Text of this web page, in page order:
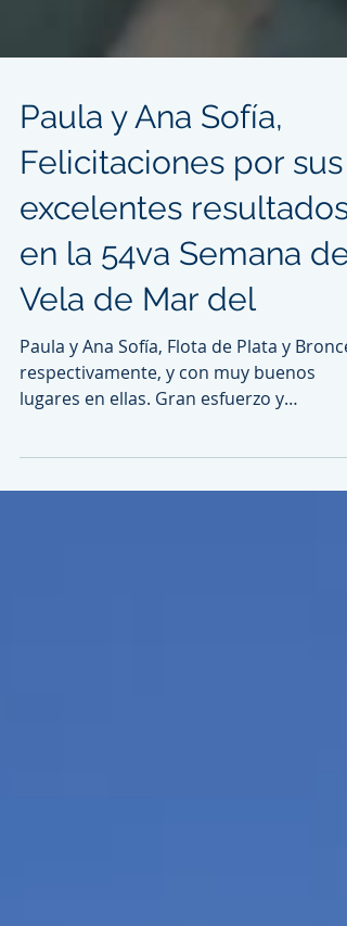
Paula y Ana Sofía,
Felicitaciones por sus
excelentes resultados
en la 54va Semana de
Vela de Mar del
Paula y Ana Sofía, Flota de Plata y Bronce
lugares en ellas. Gran esfuerzo y